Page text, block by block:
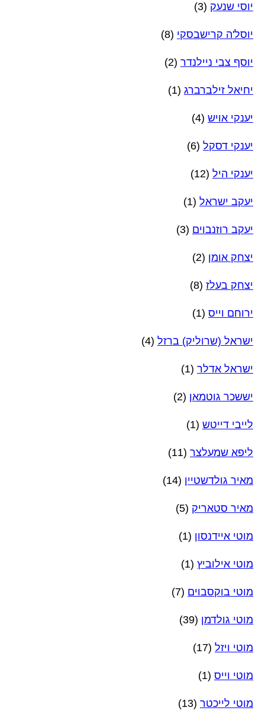
יוסי שנעק (3)
יוסל'ה קרישבסקי (8)
יוסף צבי ניילנדר (2)
יחיאל זילברברג (1)
יענקי אויש (4)
יענקי דסקל (6)
יענקי היל (12)
יעקב ישראל (1)
יעקב רוזנבוים (3)
יצחק אומן (2)
יצחק בעלז (8)
ירוחם וייס (1)
ישראל (שרוליק) ברזל (4)
ישראל אדלר (1)
יששכר גוטמאן (2)
לייבי דייטש (1)
ליפא שמעלצר (11)
מאיר גולדשטיין (14)
מאיר סטאריק (5)
מוטי איידנסון (1)
מוטי אילוביץ (1)
מוטי בוקסבוים (7)
מוטי גולדמן (39)
מוטי ויזל (17)
מוטי וייס (1)
מוטי לייכטר (13)